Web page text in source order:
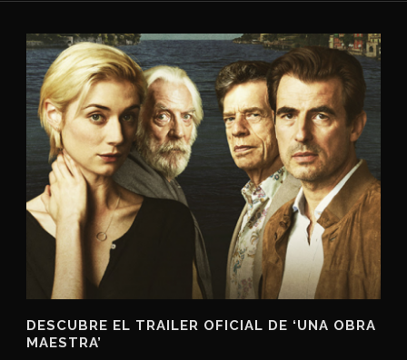
DESCUBRE EL TRAILER OFICIAL DE ‘UNA OBRA
MAESTRA’